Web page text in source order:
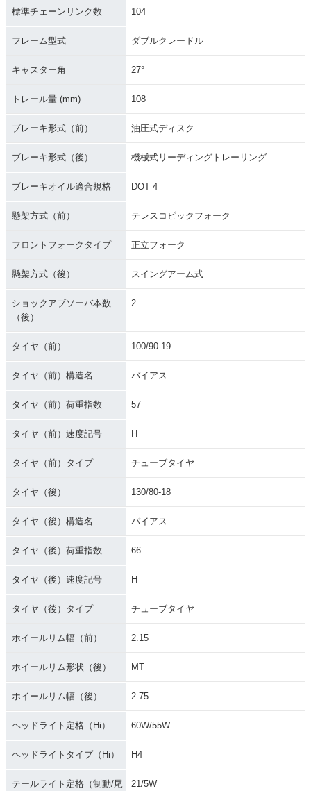
標準チェーンリンク数 104
フレーム型式 ダブルクレードル
キャスター角 27°
トレール量 (mm) 108
ブレーキ形式（前） 油圧式ディスク
ブレーキ形式（後） 機械式リーディングトレーリング
ブレーキオイル適合規格 DOT 4
懸架方式（前） テレスコピックフォーク
フロントフォークタイプ 正立フォーク
懸架方式（後） スイングアーム式
ショックアブソーバ本数
（後）
2
タイヤ（前） 100/90-19
タイヤ（前）構造名 バイアス
タイヤ（前）荷重指数 57
タイヤ（前）速度記号 H
タイヤ（前）タイプ チューブタイヤ
タイヤ（後） 130/80-18
タイヤ（後）構造名 バイアス
タイヤ（後）荷重指数 66
タイヤ（後）速度記号 H
タイヤ（後）タイプ チューブタイヤ
ホイールリム幅（前） 2.15
ホイールリム形状（後） MT
ホイールリム幅（後） 2.75
ヘッドライト定格（Hi） 60W/55W
ヘッドライトタイプ（Hi） H4
テールライト定格（制動/尾
21/5W